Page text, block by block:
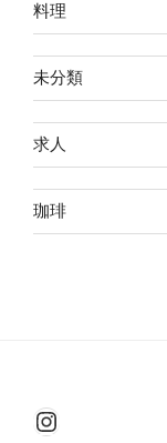
料理
未分類
求人
珈琲
Instagram